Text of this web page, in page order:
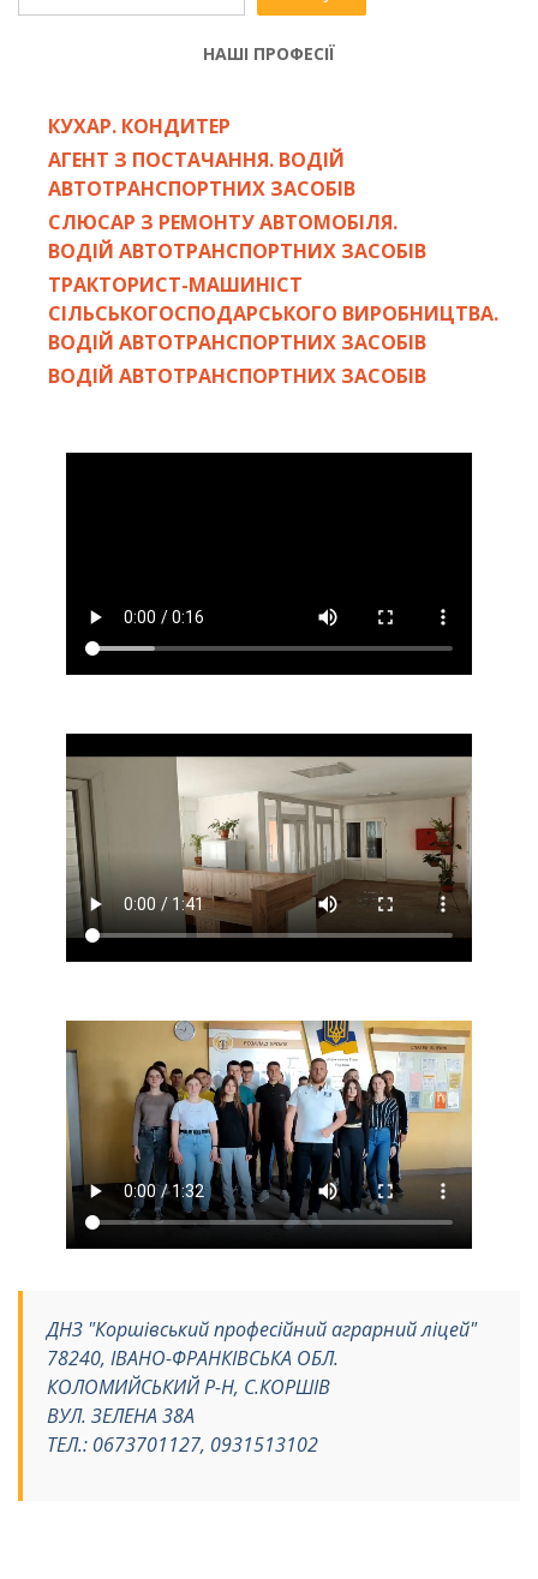
НАШІ ПРОФЕСІЇ
КУХАР. КОНДИТЕР
АГЕНТ З ПОСТАЧАННЯ. ВОДІЙ
АВТОТРАНСПОРТНИХ ЗАСОБІВ
СЛЮСАР З РЕМОНТУ АВТОМОБІЛЯ.
ВОДІЙ АВТОТРАНСПОРТНИХ ЗАСОБІВ
ТРАКТОРИСТ-МАШИНІСТ
СІЛЬСЬКОГОСПОДАРСЬКОГО ВИРОБНИЦТВА.
ВОДІЙ АВТОТРАНСПОРТНИХ ЗАСОБІВ
ВОДІЙ АВТОТРАНСПОРТНИХ ЗАСОБІВ
ДНЗ "Коршівський професійний аграрний ліцей"
78240, ІВАНО-ФРАНКІВСЬКА ОБЛ.
КОЛОМИЙСЬКИЙ Р-Н, С.КОРШІВ
ВУЛ. ЗЕЛЕНА 38А
ТЕЛ.: 0673701127, 0931513102